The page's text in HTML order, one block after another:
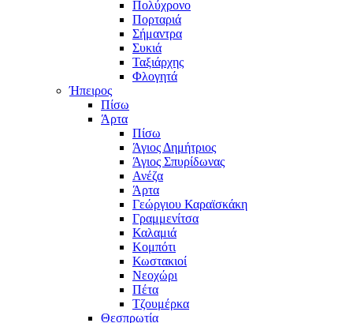
Πολύχρονο
Πορταριά
Σήμαντρα
Συκιά
Ταξιάρχης
Φλογητά
Ήπειρος
Πίσω
Άρτα
Πίσω
Άγιος Δημήτριος
Άγιος Σπυρίδωνας
Ανέζα
Άρτα
Γεώργιου Καραϊσκάκη
Γραμμενίτσα
Καλαμιά
Κομπότι
Κωστακιοί
Νεοχώρι
Πέτα
Τζουμέρκα
Θεσπρωτία